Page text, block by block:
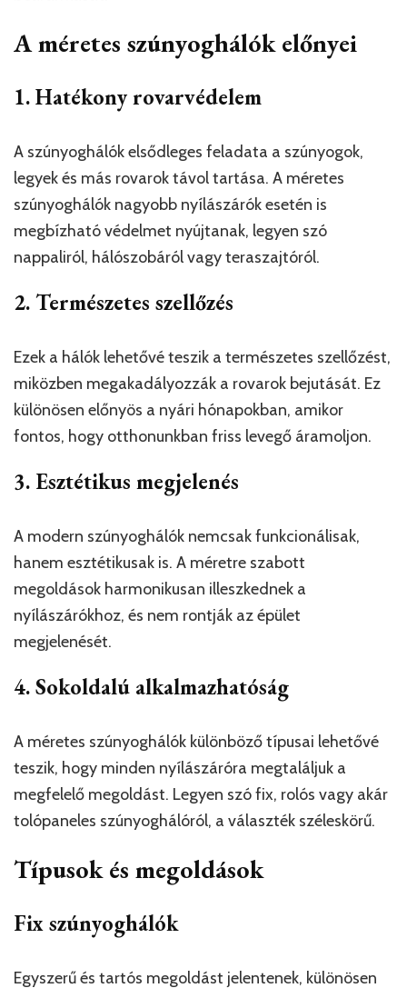
A méretes szúnyoghálók előnyei
1. Hatékony rovarvédelem
A szúnyoghálók elsődleges feladata a szúnyogok,
legyek és más rovarok távol tartása. A méretes
szúnyoghálók nagyobb nyílászárók esetén is
megbízható védelmet nyújtanak, legyen szó
nappaliról, hálószobáról vagy teraszajtóról.
2. Természetes szellőzés
Ezek a hálók lehetővé teszik a természetes szellőzést,
miközben megakadályozzák a rovarok bejutását. Ez
különösen előnyös a nyári hónapokban, amikor
fontos, hogy otthonunkban friss levegő áramoljon.
3. Esztétikus megjelenés
A modern szúnyoghálók nemcsak funkcionálisak,
hanem esztétikusak is. A méretre szabott
megoldások harmonikusan illeszkednek a
nyílászárókhoz, és nem rontják az épület
megjelenését.
4. Sokoldalú alkalmazhatóság
A méretes szúnyoghálók különböző típusai lehetővé
teszik, hogy minden nyílászáróra megtaláljuk a
megfelelő megoldást. Legyen szó fix, rolós vagy akár
tolópaneles szúnyoghálóról, a választék széleskörű.
Típusok és megoldások
Fix szúnyoghálók
Egyszerű és tartós megoldást jelentenek, különösen